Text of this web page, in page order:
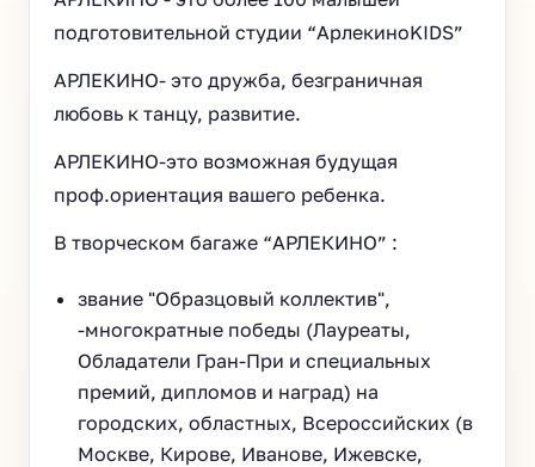
подготовительной студии “АрлекиноKIDS”
АРЛЕКИНО- это дружба, безграничная
любовь к танцу, развитие.
АРЛЕКИНО-это возможная будущая
проф.ориентация вашего ребенка.
В творческом багаже “АРЛЕКИНО” :
звание "Образцовый коллектив",
-многократные победы (Лауреаты,
Обладатели Гран-При и специальных
премий, дипломов и наград) на
городских, областных, Всероссийских (в
Москве, Кирове, Иванове, Ижевске,